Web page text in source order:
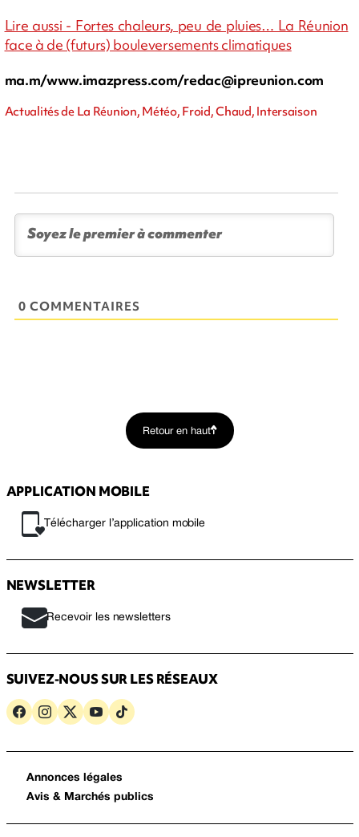
Lire aussi - Fortes chaleurs, peu de pluies… La Réunion
face à de (futurs) bouleversements climatiques
ma.m/www.imazpress.com/redac@ipreunion.com
Actualités de La Réunion, Météo, Froid, Chaud, Intersaison
0 COMMENTAIRES
Retour en haut
APPLICATION MOBILE
Télécharger l’application mobile
NEWSLETTER
Recevoir les newsletters
SUIVEZ-NOUS SUR LES RÉSEAUX
Annonces légales
Avis & Marchés publics